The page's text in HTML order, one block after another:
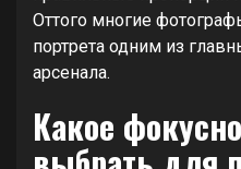
Оттого многие
портрета одним из
арсенала.
Какое